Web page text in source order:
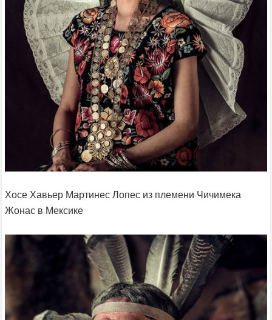
Хосе Хавьер Мартинес Лопес из племени Чичимека
Жонас в Мексике